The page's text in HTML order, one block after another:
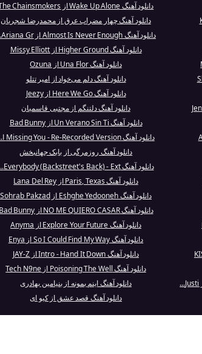
دانلود آهنگ Wake Up Alone از The Chainsmokers
دانلود آهنگ چهار مضراب عرق از محمدرضا شجریان
دانلود آهنگ Almost Is Never Enough از Ariana Gr...
دانلود آهنگ Higher Ground از Missy Elliott
دانلود آهنگ Una Flor از Ozuna
دانلود آهنگ دلم می‌خواد از امیر تتلو
دانلود آهنگ Here We Go از Jeezy
دانلود آهنگ دلتنگم از مجتبی قاسمیان
دانلود آهنگ Un Verano Sin Ti از Bad Bunny
دانلود آهنگ Missing You - Re-Recorded Version ا...
دانلود آهنگ روزمرگی از بابک جهانبخش
دانلود آهنگ Everybody (Backstreet's Back) - Ext...
دانلود آهنگ Paris, Texas از Lana Del Rey
دانلود آهنگ Eshghe Yedooneh از Sohrab Pakzad
دانلود آهنگ NO ME QUIERO CASAR از Bad Bunny
دانلود آهنگ Explore Your Future از Anyma
دانلود آهنگ So I Could Find My Way از Enya
دانلود آهنگ Intro - Hand It Down از JAY-Z
دانلود آهنگ Poisoning The Well از Tech N9ne
دانلود آهنگ اینم بمونه از بنیامین بهادری
دانلود آهنگ قصد عشق از کیو ای